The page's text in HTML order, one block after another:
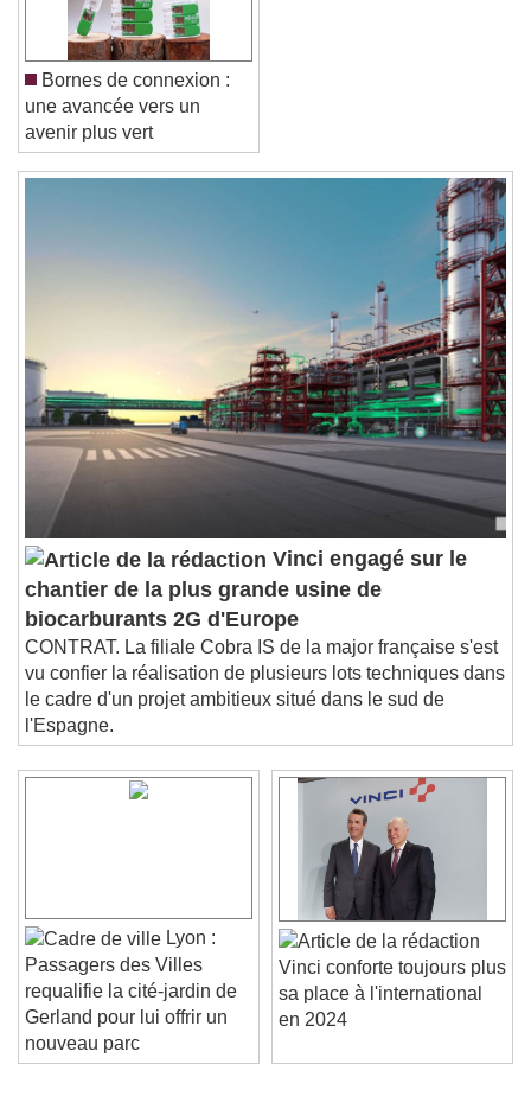
Font Family
Reset
Done
Close Modal Dialog
End of dialog window.
Bornes de connexion :
une avancée vers un
avenir plus vert
Vinci engagé sur le
chantier de la plus grande usine de
biocarburants 2G d'Europe
CONTRAT. La filiale Cobra IS de la major française s'est
vu confier la réalisation de plusieurs lots techniques dans
le cadre d'un projet ambitieux situé dans le sud de
l'Espagne.
Lyon :
Passagers des Villes
requalifie la cité-jardin de
Gerland pour lui offrir un
nouveau parc
Vinci conforte toujours plus
sa place à l'international